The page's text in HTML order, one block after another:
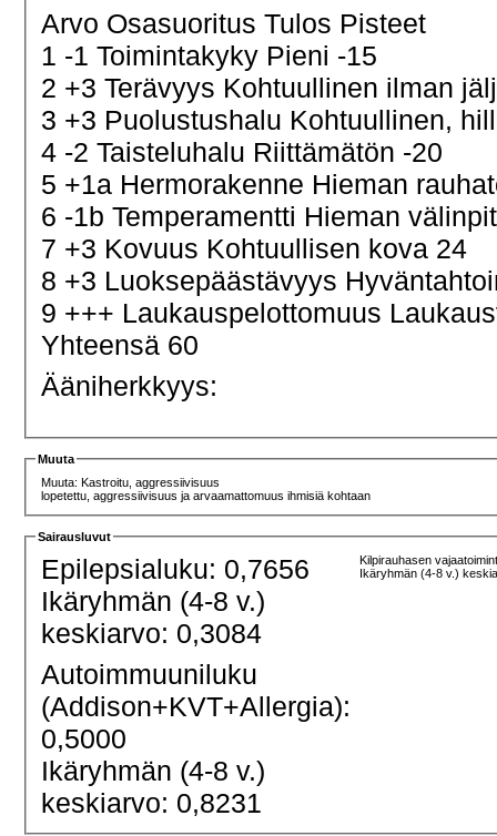
Arvo Osasuoritus Tulos Pisteet
1 -1 Toimintakyky Pieni -15
2 +3 Terävyys Kohtuullinen ilman
3 +3 Puolustushalu Kohtuullinen,
4 -2 Taisteluhalu Riittämätön -20
5 +1a Hermorakenne Hieman
6 -1b Temperamentti Hieman
7 +3 Kovuus Kohtuullisen kova 24
8 +3 Luoksepäästävyys
9 +++ Laukauspelottomuus
Yhteensä 60
Ääniherkkyys:
Muuta
Muuta: Kastroitu, aggressiivisuus
lopetettu, aggressiivisuus ja arvaamattomuus ihmisiä kohtaan
Sairausluvut
Epilepsialuku: 0,7656
Ikäryhmän (4-8 v.)
keskiarvo: 0,3084
Kilpirauhasen
Ikäryhmän (4-8 v.)
Autoimmuuniluku
(Addison+KVT+Allergia):
0,5000
Ikäryhmän (4-8 v.)
keskiarvo: 0,8231